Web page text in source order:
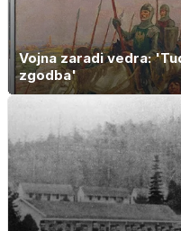
Vojna zaradi vedra:
zgodba'